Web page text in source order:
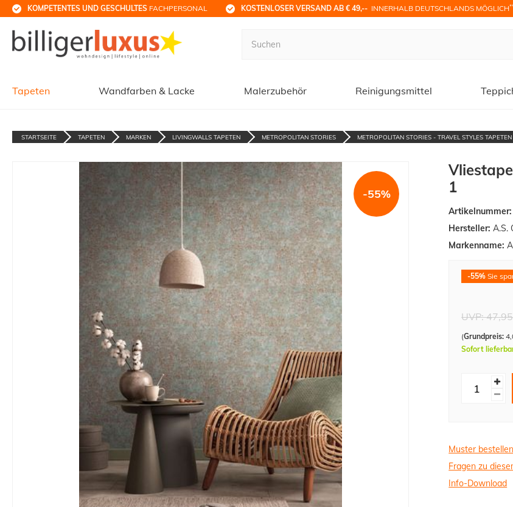
KOMPETENTES UND GESCHULTES FACHPERSONAL KOSTENLOSER VERSAND AB € 49,-- INNERHALB DEUTSCHLANDS MÖGLICH
Tapeten Wandfarben & Lacke Malerzubehör Reinigungsmittel
STARTSEITE TAPETEN MARKEN LIVINGWALLS TAPETEN METROPOLITAN STORIES METROPOLITAN STORIES - TRAVEL STYLES TAPETEN
-55%
1
Artikelnummer:
Hersteller: A.S.
Markenname:
-55% Sie
UVP:
(Grundpreis:
Sofort
Muster bestellen
Fragen zu
Info-Download